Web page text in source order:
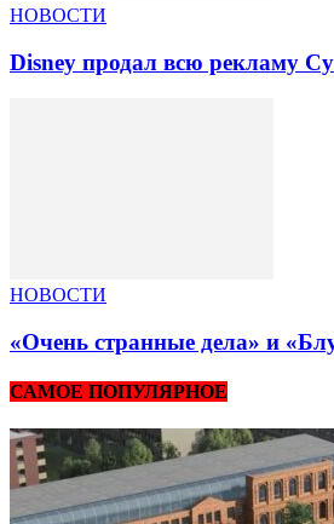
НОВОСТИ
Disney продал всю рекламу
НОВОСТИ
«Очень странные дела» и
САМОЕ ПОПУЛЯРНОЕ